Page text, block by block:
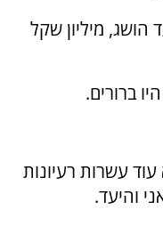
היעד הושג, מיליון שקל
ברורים.
עשרות רעיונות
והיעד.